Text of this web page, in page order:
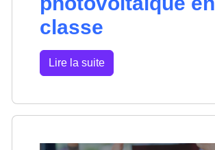
classe
Lire la suite